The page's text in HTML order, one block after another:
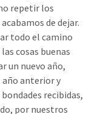
repetir los
de dejar.
todo el camino
cosas buenas
un nuevo año,
año anterior y
recibidas,
por nuestros